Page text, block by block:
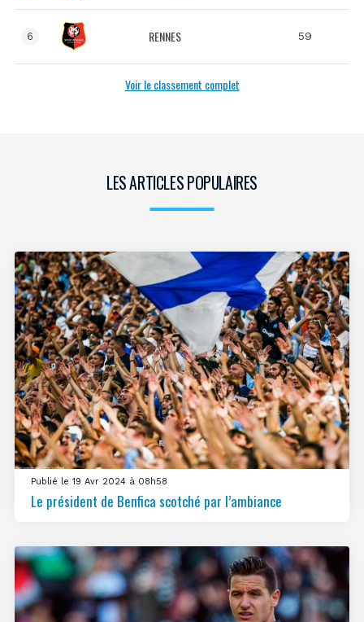
6 RENNES 59
Voir le classement complet
LES ARTICLES POPULAIRES
Publié le 19 Avr 2024 à 08h58
Le président de Benfica scotché par l’ambiance